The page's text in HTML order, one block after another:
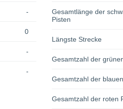
-
0
-
-
Gesamtlänge der
Pisten
Längste Strecke
Gesamtzahl der
Gesamtzahl der
Gesamtzahl der roten